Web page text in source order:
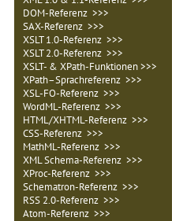
DOM-Referenz >>>
SAX-Referenz >>>
XSLT 1.0-Referenz >>>
XSLT 2.0-Referenz >>>
XSLT- & XPath-Funktionen >>>
XPath–Sprachreferenz >>>
XSL-FO-Referenz >>>
WordML-Referenz >>>
HTML/XHTML-Referenz >>>
CSS-Referenz >>>
MathML-Referenz >>>
XML Schema-Referenz >>>
XProc-Referenz >>>
Schematron-Referenz >>>
RSS 2.0-Referenz >>>
Atom-Referenz >>>